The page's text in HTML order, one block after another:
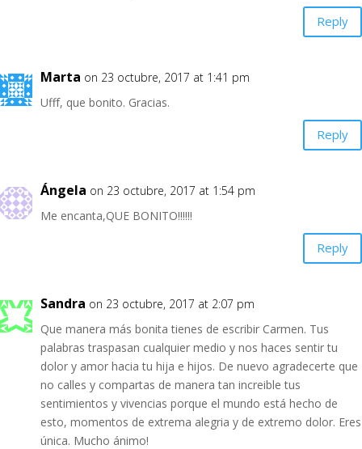
Reply
Marta on 23 octubre, 2017 at 1:41 pm
Ufff, que bonito. Gracias.
Reply
Ángela on 23 octubre, 2017 at 1:54 pm
Me encanta,QUE BONITO!!!!!!
Reply
Sandra on 23 octubre, 2017 at 2:07 pm
Que manera más bonita tienes de escribir Carmen. Tus
palabras traspasan cualquier medio y nos haces sentir tu
dolor y amor hacia tu hija e hijos. De nuevo agradecerte que
no calles y compartas de manera tan increible tus
sentimientos y vivencias porque el mundo está hecho de
esto, momentos de extrema alegria y de extremo dolor. Eres
única. Mucho ánimo!